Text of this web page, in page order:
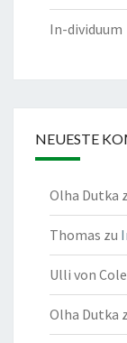
In-dividuum
NEUESTE
Olha Dutka
Thomas zu
Ulli von
Olha Dutka